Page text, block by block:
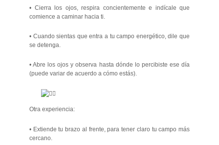
• Cierra los ojos, respira concientemente e indícale que
comience a caminar hacia ti.
• Cuando sientas que entra a tu campo energético, dile que
se detenga.
• Abre los ojos y observa hasta dónde lo percibiste ese día
(puede variar de acuerdo a cómo estás).
Otra experiencia:
• Extiende tu brazo al frente, para tener claro tu campo más
cercano.